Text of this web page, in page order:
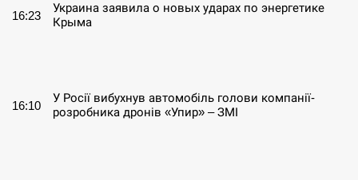
16:23
Украина заявила о новых ударах по энергетике
Крыма
16:10
У Росії вибухнув автомобіль голови компанії-
розробника дронів «Упир» – ЗМІ